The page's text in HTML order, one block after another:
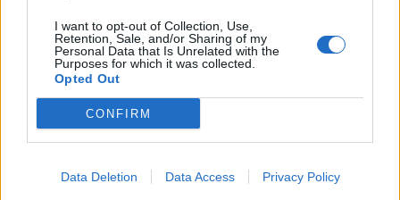
I want to opt-out of Collection, Use,
Retention, Sale, and/or Sharing of my
Personal Data that Is Unrelated with the
Purposes for which it was collected.
Opted Out
CONFIRM
Data Deletion Data Access Privacy Policy
ΕΙΔΗΣΕΙΣ
ΠΑΙΔΙ